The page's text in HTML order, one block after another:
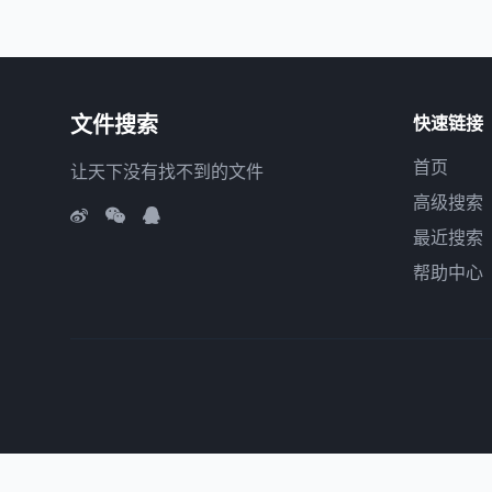
文件搜索
让天下没有找不到的文件
快速链接
首页
高级搜索
最近搜索
帮助中心